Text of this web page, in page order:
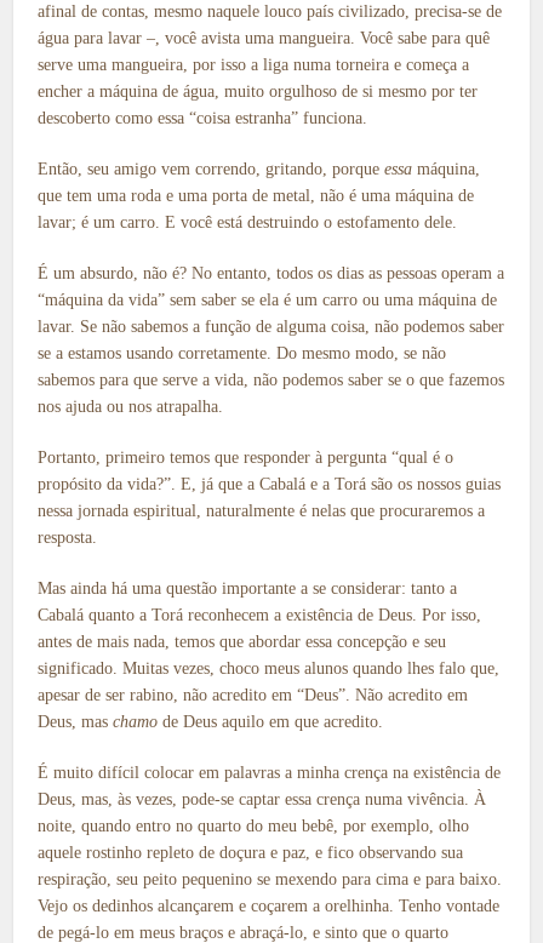
afinal de contas, mesmo naquele louco país civilizado, precisa-se de
água para lavar –, você avista uma mangueira. Você sabe para quê
serve uma mangueira, por isso a liga numa torneira e começa a
encher a máquina de água, muito orgulhoso de si mesmo por ter
descoberto como essa “coisa estranha” funciona.
Então, seu amigo vem correndo, gritando, porqueessa máquina,
que tem uma roda e uma porta de metal, não é uma máquina de
lavar; é um carro. E você está destruindo o estofamento dele.
É um absurdo, não é? No entanto, todos os dias as pessoas operam a
“máquina da vida” sem saber se ela é um carro ou uma máquina de
lavar. Se não sabemos a função de alguma coisa, não podemos saber
se a estamos usando corretamente. Do mesmo modo, se não
sabemos para que serve a vida, não podemos saber se o que fazemos
nos ajuda ou nos atrapalha.
Portanto, primeiro temos que responder à pergunta “qual é o
propósito da vida?”. E, já que a Cabalá e a Torá são os nossos guias
nessa jornada espiritual, naturalmente é nelas que procuraremos a
resposta.
Mas ainda há uma questão importante a se considerar: tanto a
Cabalá quanto a Torá reconhecem a existência de Deus. Por isso,
antes de mais nada, temos que abordar essa concepção e seu
significado. Muitas vezes, choco meus alunos quando lhes falo que,
apesar de ser rabino, não acredito em “Deus”. Não acredito em
Deus, maschamo de Deus aquilo em que acredito.
É muito difícil colocar em palavras a minha crença na existência de
Deus, mas, às vezes, pode-se captar essa crença numa vivência. À
noite, quando entro no quarto do meu bebê, por exemplo, olho
aquele rostinho repleto de doçura e paz, e fico observando sua
respiração, seu peito pequenino se mexendo para cima e para baixo.
Vejo os dedinhos alcançarem e coçarem a orelhinha. Tenho vontade
de pegá-lo em meus braços e abraçá-lo, e sinto que o quarto